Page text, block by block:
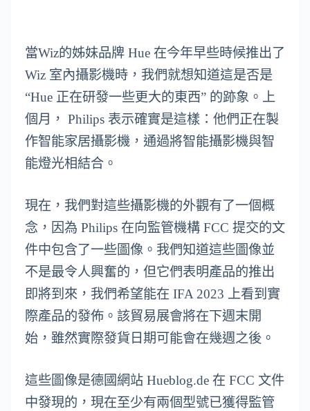
當Wiz的姊妹品牌 Hue 在今年早些時候推出了
Wiz 室內攝影機時，我們就想知道這是否是
“Hue 正在研發一些更大的東西” 的跡象。上
個月， Philips 表示確實是這樣：他們正在製
作智能家居攝影機，通過將智能攝影機與智
能燈光相結合。
現在，我們對這些攝影機的外觀有了一個概
念，因為 Philips 在向監管機構 FCC 提交的文
件中包含了一些圖像。我們知道這些圖像並
不是最令人興奮的，但它們表明產品的推出
即將到來，我們希望能在 IFA 2023 上看到實
際產品的發佈。該貿易展會將在下週末開
始，雖然實際發貨日期可能會在幾週之後。
這些圖像是德國網站 Hueblog.de 在 FCC 文件
中發現的，現在至少有兩個型號已獲得監管